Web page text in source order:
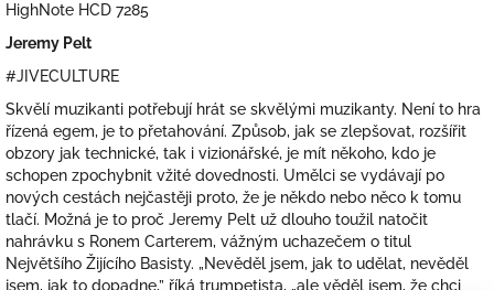
HighNote HCD 7285
Jeremy Pelt
#JIVECULTURE
Skvělí muzikanti potřebují hrát se skvělými muzikanty. Není to hra
řízená egem, je to přetahování. Způsob, jak se zlepšovat, rozšířit
obzory jak technické, tak i vizionářské, je mít někoho, kdo je
schopen zpochybnit vžité dovednosti. Umělci se vydávají po
nových cestách nejčastěji proto, že je někdo nebo něco k tomu
tlačí. Možná je to proč Jeremy Pelt už dlouho toužil natočit
nahrávku s Ronem Carterem, vážným uchazečem o titul
Největšího Žijícího Basisty. „Nevěděl jsem, jak to udělat, nevěděl
jsem, jak to dopadne,” říká trumpetista, „ale věděl jsem, že chci